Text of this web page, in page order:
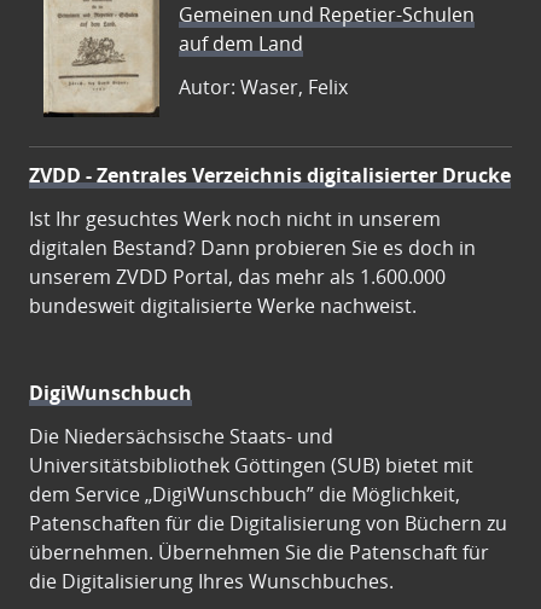
Gemeinen und Repetier-Schulen
auf dem Land
Autor: Waser, Felix
ZVDD - Zentrales Verzeichnis digitalisierter Drucke
Ist Ihr gesuchtes Werk noch nicht in unserem
digitalen Bestand? Dann probieren Sie es doch in
unserem ZVDD Portal, das mehr als 1.600.000
bundesweit digitalisierte Werke nachweist.
DigiWunschbuch
Die Niedersächsische Staats- und
Universitätsbibliothek Göttingen (SUB) bietet mit
dem Service „DigiWunschbuch” die Möglichkeit,
Patenschaften für die Digitalisierung von Büchern zu
übernehmen. Übernehmen Sie die Patenschaft für
die Digitalisierung Ihres Wunschbuches.